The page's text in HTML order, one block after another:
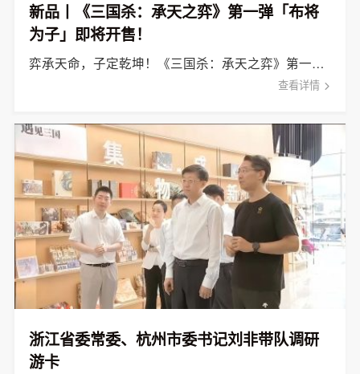
新品丨《三国杀：承天之弈》第一弹「布将
为子」即将开售！
弈承天命，子定乾坤！《三国杀：承天之弈》第一弹「布将为子」现已正式上线。
查看详情
浙江省委常委、杭州市委书记刘非带队调研
游卡